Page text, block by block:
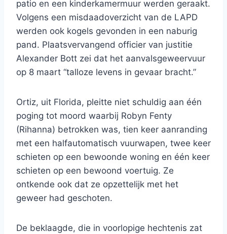
patio en een kinderkamermuur werden geraakt.
Volgens een misdaadoverzicht van de LAPD
werden ook kogels gevonden in een naburig
pand. Plaatsvervangend officier van justitie
Alexander Bott zei dat het aanvalsgeweervuur ​​
op 8 maart “talloze levens in gevaar bracht.”
Ortiz, uit Florida, pleitte niet schuldig aan één
poging tot moord waarbij Robyn Fenty
(Rihanna) betrokken was, tien keer aanranding
met een halfautomatisch vuurwapen, twee keer
schieten op een bewoonde woning en één keer
schieten op een bewoond voertuig. Ze
ontkende ook dat ze opzettelijk met het
geweer had geschoten.
De beklaagde, die in voorlopige hechtenis zat